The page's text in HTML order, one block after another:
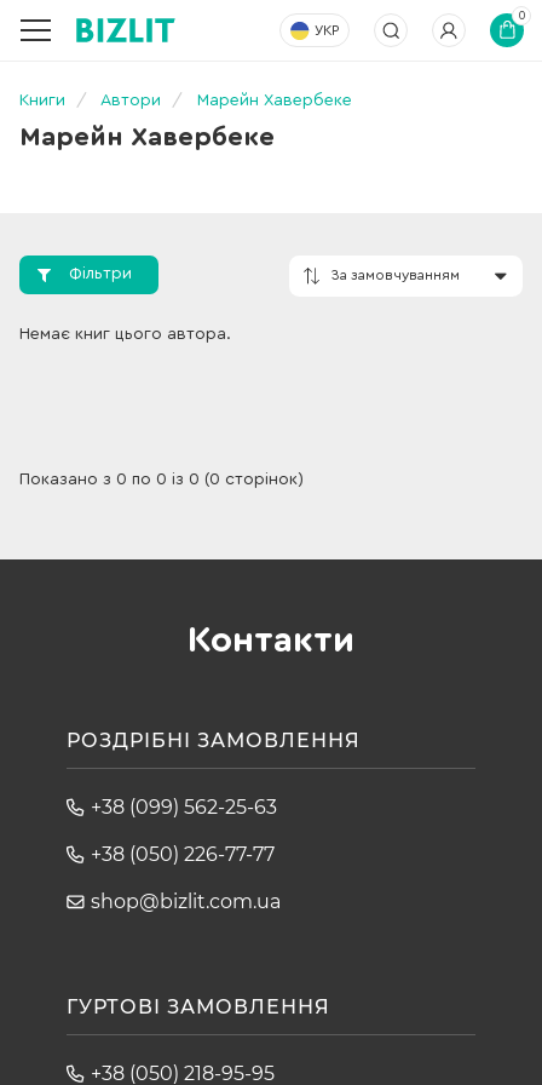
УКР
0
Книги Автори Марейн Хавербеке
Марейн Хавербеке
Фільтри
Немає книг цього автора.
Показано з 0 по 0 із 0 (0 сторінок)
Контакти
РОЗДРІБНІ ЗАМОВЛЕННЯ
+38 (099) 562-25-63
+38 (050) 226-77-77
shop@bizlit.com.ua
ГУРТОВІ ЗАМОВЛЕННЯ
+38 (050) 218-95-95